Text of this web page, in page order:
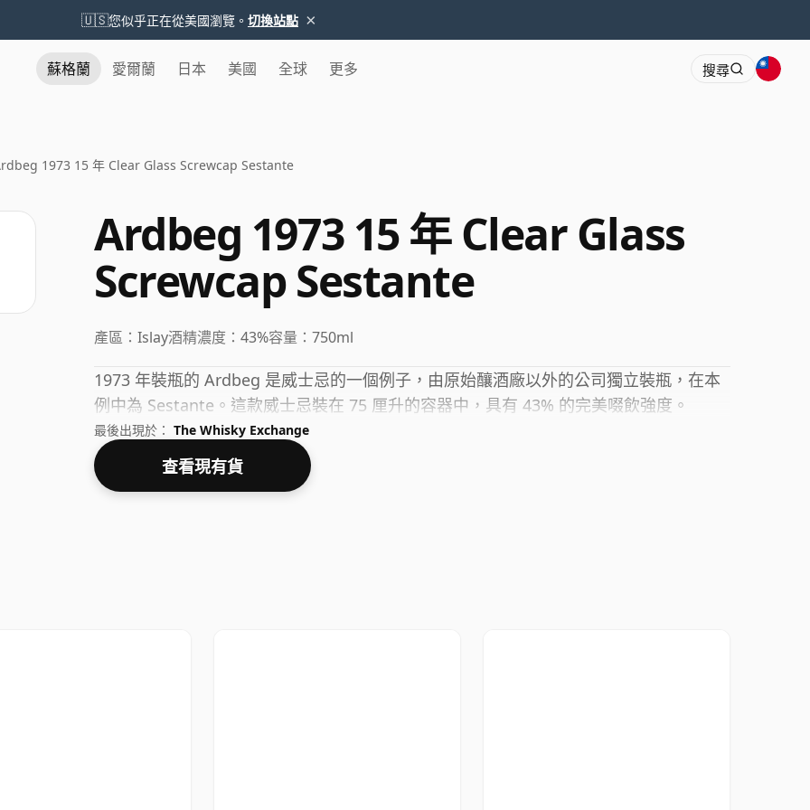
🇺🇸您似乎正在從美國瀏覽。 切換站點 ×
蘇格蘭 愛爾蘭 日本 美國 全球 更多 搜尋
1973 15 年 Clear Glass Screwcap Sestante
Ardbeg 1973 15 年 Clear Glass
Screwcap Sestante
產區： Islay酒精濃度： 43%容量： 750ml
1973 年裝瓶的 Ardbeg 是威士忌的一個例子，由原始釀酒廠以外的公司獨立裝瓶，在本
例中為 Sestante。這款威士忌裝在 75 厘升的容器中，具有 43% 的完美啜飲強度。
最後出現於： The Whisky Exchange
查看現有貨